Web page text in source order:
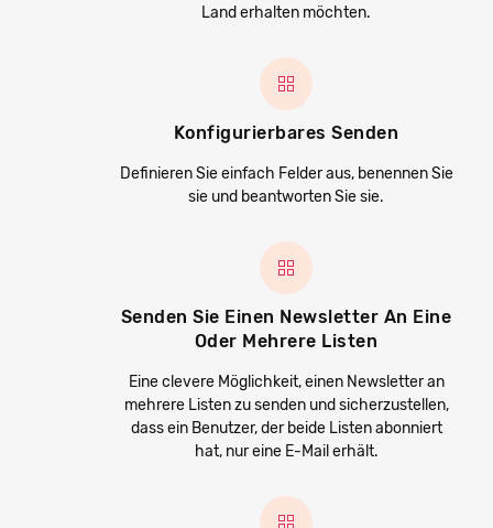
Land erhalten möchten.
Konfigurierbares Senden
Definieren Sie einfach Felder aus, benennen Sie
sie und beantworten Sie sie.
Senden Sie Einen Newsletter An Eine
Oder Mehrere Listen
Eine clevere Möglichkeit, einen Newsletter an
mehrere Listen zu senden und sicherzustellen,
dass ein Benutzer, der beide Listen abonniert
hat, nur eine E-Mail erhält.